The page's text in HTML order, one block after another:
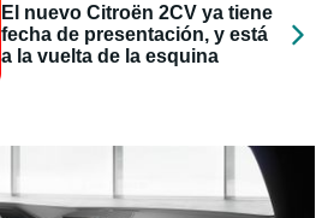
El nuevo Citroën 2CV ya tiene
fecha de presentación, y está
a la vuelta de la esquina